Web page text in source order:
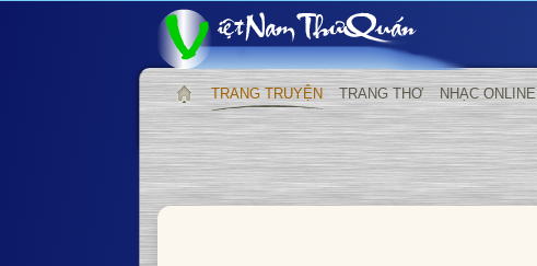
TRANG TRUYỆN TRANG THƠ NHẠC ONLINE